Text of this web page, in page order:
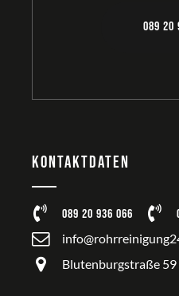
089 20
Kontaktdaten
089 20 936 066
Blutenburgstraße